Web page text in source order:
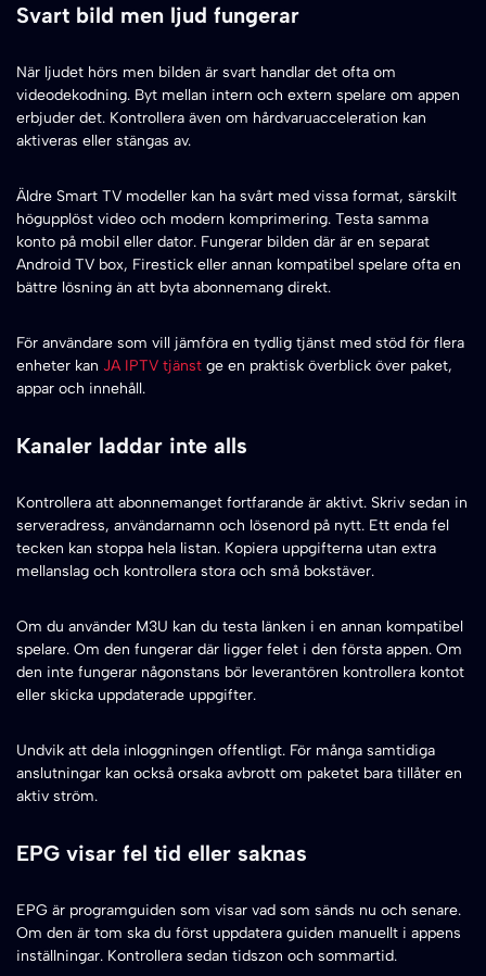
Svart bild men ljud fungerar
När ljudet hörs men bilden är svart handlar det ofta om
videodekodning. Byt mellan intern och extern spelare om appen
erbjuder det. Kontrollera även om hårdvaruacceleration kan
aktiveras eller stängas av.
Äldre Smart TV modeller kan ha svårt med vissa format, särskilt
högupplöst video och modern komprimering. Testa samma
konto på mobil eller dator. Fungerar bilden där är en separat
Android TV box, Firestick eller annan kompatibel spelare ofta en
bättre lösning än att byta abonnemang direkt.
För användare som vill jämföra en tydlig tjänst med stöd för flera
enheter kan JA IPTV tjänst ge en praktisk överblick över paket,
appar och innehåll.
Kanaler laddar inte alls
Kontrollera att abonnemanget fortfarande är aktivt. Skriv sedan in
serveradress, användarnamn och lösenord på nytt. Ett enda fel
tecken kan stoppa hela listan. Kopiera uppgifterna utan extra
mellanslag och kontrollera stora och små bokstäver.
Om du använder M3U kan du testa länken i en annan kompatibel
spelare. Om den fungerar där ligger felet i den första appen. Om
den inte fungerar någonstans bör leverantören kontrollera kontot
eller skicka uppdaterade uppgifter.
Undvik att dela inloggningen offentligt. För många samtidiga
anslutningar kan också orsaka avbrott om paketet bara tillåter en
aktiv ström.
EPG visar fel tid eller saknas
EPG är programguiden som visar vad som sänds nu och senare.
Om den är tom ska du först uppdatera guiden manuellt i appens
inställningar. Kontrollera sedan tidszon och sommartid.